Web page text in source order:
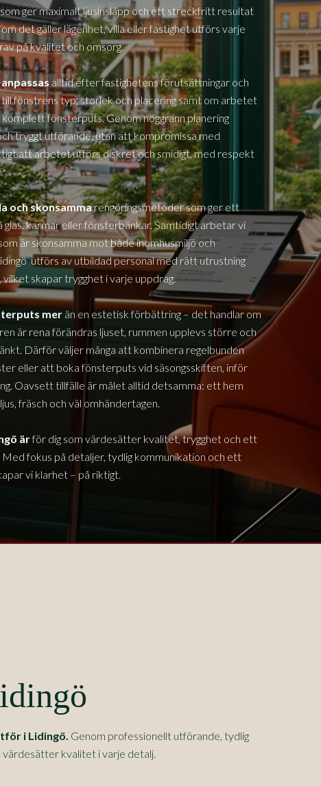
ger maximalt ljusinsläpp och ett streckfritt resultat
det gäller lägenhet, villa eller fastighet utförs varje
på kvalitet och omsorg.
anpassas alltid efter fastighetens förutsättningar och
till fönstrens typ, storlek och placering samt om arbetet
komplett fönsterputs. Genom noggrann planering
tryggt utförande, utan att kompromissa med
att arbetet utförs diskret och smidigt, med respekt
och skonsammarengöringsmetoder som ger ett
karmar eller fönsterbänkar. Samtidigt arbetar vi
är skonsamma mot både inomhusmiljö och
utförs av utbildad personal med rätt utrustning
skapar trygghet i varje uppdrag.
mer än en estetisk förbättring – det handlar om
är rena förändras ljuset, rummen upplevs större och
Därför väljer många att kombinera regelbunden
eller att boka fönsterputs vid säsongsskiften, inför
Oavsett tillfälle är målet alltid detsamma: ett hem
fräsch och väl omhändertagen.
ärför dig som värdesätter kvalitet, trygghet och ett
fokus på detaljer, tydlig kommunikation och ett
vi klarhet – på riktigt.
i Lidingö. Genom professionellt utförande, tydlig
kvalitet i varje detalj.